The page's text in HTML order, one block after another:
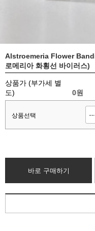
Alstroemeria Flower
로메리아 화횡선 바이러스)
상품가 (부가세 별
도)
0원
상품선택
바로 구매하기